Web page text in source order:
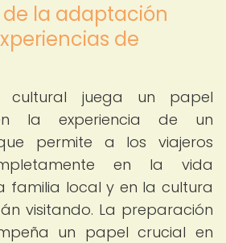
la adaptación
de
cultural juega un papel
la experiencia de un
permite a los viajeros
en la vida
familia local y en la cultura
visitando. La preparación
un papel crucial en